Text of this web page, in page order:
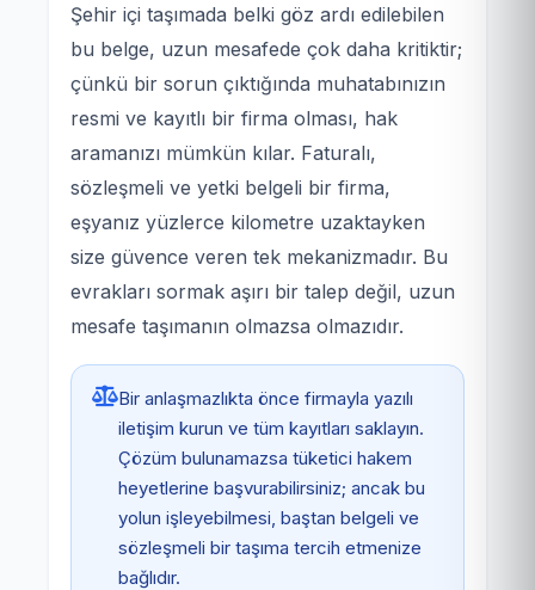
Şehir içi taşımada belki göz ardı edilebilen
bu belge, uzun mesafede çok daha kritiktir;
çünkü bir sorun çıktığında muhatabınızın
resmi ve kayıtlı bir firma olması, hak
aramanızı mümkün kılar. Faturalı,
sözleşmeli ve yetki belgeli bir firma,
eşyanız yüzlerce kilometre uzaktayken
size güvence veren tek mekanizmadır. Bu
evrakları sormak aşırı bir talep değil, uzun
mesafe taşımanın olmazsa olmazıdır.
Bir anlaşmazlıkta önce firmayla yazılı
iletişim kurun ve tüm kayıtları saklayın.
Çözüm bulunamazsa tüketici hakem
heyetlerine başvurabilirsiniz; ancak bu
yolun işleyebilmesi, baştan belgeli ve
sözleşmeli bir taşıma tercih etmenize
bağlıdır.